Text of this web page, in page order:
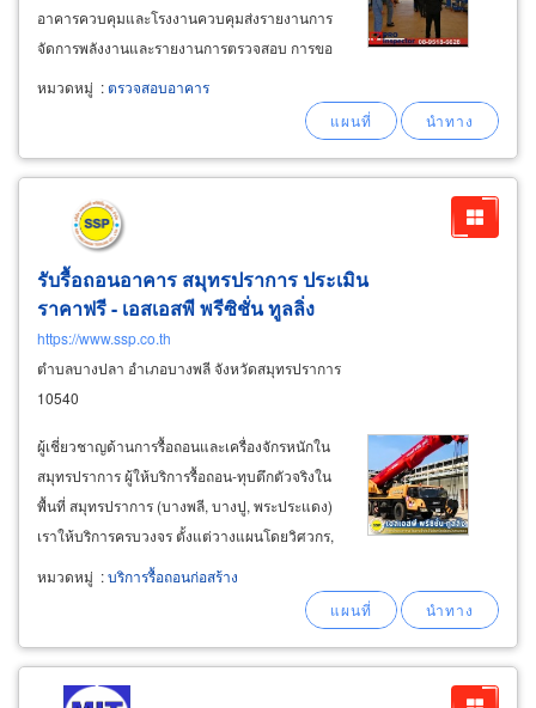
อาคารควบคุมและโรงงานควบคุมส่งรายงานการ
จัดการพลังงานและรายงานการตรวจสอบ การขอ
ตรวจสอบและรับรองการจัดการพลังงานจากกรม
กระทรวงพลังงาน ประเภทนิติบุคคล
หมวดหมู่ :ตรวจสอบอาคาร
รับรื้อถอนอาคาร สมุทรปราการ ประเมิน
ราคาฟรี - เอสเอสพี พรีซิชั่น ทูลลิ่ง
https://www.ssp.co.th
ตำบลบางปลา อำเภอบางพลี จังหวัดสมุทรปราการ
10540
ผู้เชี่ยวชาญด้านการรื้อถอนและเครื่องจักรหนักใน
สมุทรปราการ ผู้ให้บริการรื้อถอน-ทุบตึกตัวจริงใน
พื้นที่ สมุทรปราการ (บางพลี, บางปู, พระประแดง)
เราให้บริการครบวงจร ตั้งแต่วางแผนโดยวิศวกร,
เข้าดำเนินการรื้อถอน, ให้เช่าเครื่องจักรหนัก, ไป
จนถึงการเคลียร์ซากวัสดุออกจากหน้างาน พร้อม
หมวดหมู่ :บริการรื้อถอนก่อสร้าง